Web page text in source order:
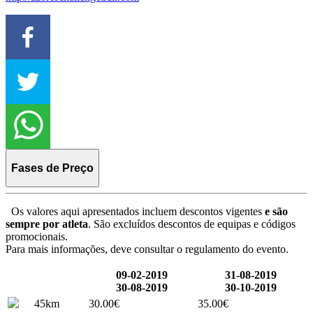
Fases de Preço
Os valores aqui apresentados incluem descontos vigentes e são
sempre por atleta. São excluídos descontos de equipas e códigos
promocionais.
Para mais informações, deve consultar o regulamento do evento.
09-02-2019
30-08-2019
31-08-2019
30-10-2019
45km
30.00€
35.00€